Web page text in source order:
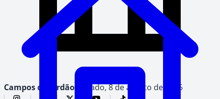
Campos do Jordão, sábado, 8 de agosto de 2026